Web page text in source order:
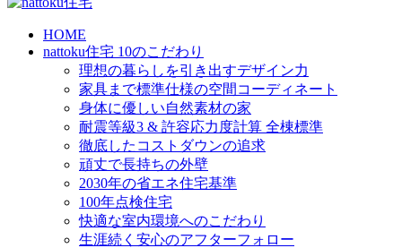
HOME
nattoku住宅 10のこだわり
理想の暮らしを引き出すデザイン力
家具まで標準仕様の空間コーディネート
身体に優しい自然素材の家
耐震等級3 & 許容応力度計算 全棟標準
徹底したコストダウンの追求
頑丈で長持ちの外壁
2030年の省エネ住宅基準
100年点検住宅
快適な室内環境へのこだわり
生涯続く安心のアフターフォロー